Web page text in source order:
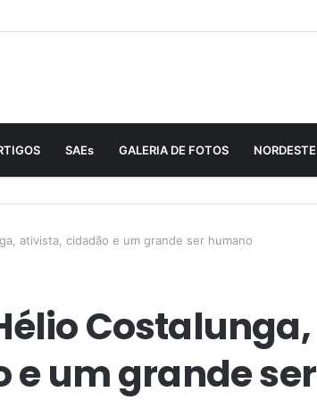
SAEs GALERIA DE FOTOS NORDESTE
ativista, cidadão e um grande ser humano
Costalunga,
um grande ser